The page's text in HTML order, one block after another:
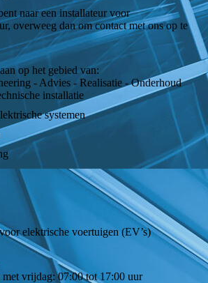
naar een installateur voor
overweeg dan om contact met ons op te
op het gebied van:
- Advies - Realisatie - Onderhoud
installatie
systemen
elektrische voertuigen (EV’s)
met vrijdag: 07:00 tot 17:00 uur